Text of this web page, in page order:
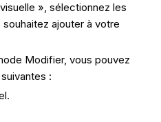
», sélectionnez les
ajouter à votre
Modifier, vous pouvez
: